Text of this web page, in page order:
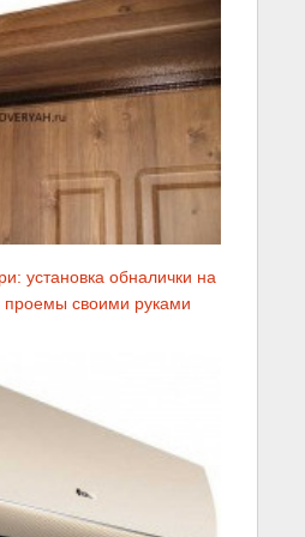
установка обналички на
своими руками